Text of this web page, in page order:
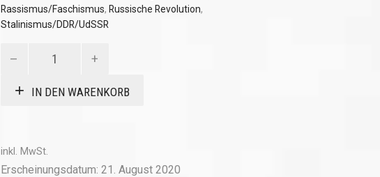
Rassismus/Faschismus, Russische Revolution,
Stalinismus/DDR/UdSSR
Trotzkismus,
Internationale
IN DEN WARENKORB
inkl. MwSt.
Erscheinungsdatum: 21. August 2020